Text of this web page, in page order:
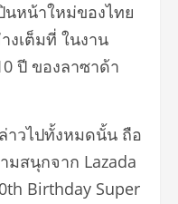
หน้าใหม่ของไทย
งเต็มที่ ในงาน
ปี ของลาซาด้า
าวไปทั้งหมดนั้น ถือ
มสนุกจาก Lazada
Birthday Super